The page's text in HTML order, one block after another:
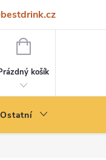
NÁKUPNÍ
košík
Ostatní